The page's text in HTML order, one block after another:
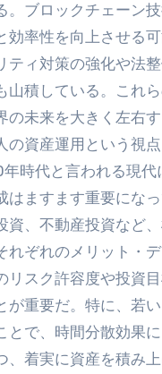
。ブロックチェーン
効率性を向上させる
ティ対策の強化や法
山積している。これ
の未来を大きく左右す
の資産運用という視
時代と言われる現代
はますます重要にな
資、不動産投資など
れぞれのメリット・
リスク許容度や投資
が重要だ。特に、若
とで、時間分散効果
、着実に資産を積み